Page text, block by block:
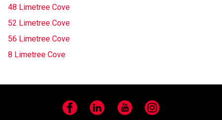
48 Limetree Cove
52 Limetree Cove
56 Limetree Cove
8 Limetree Cove
Facebook LinkedIn YouTube Instagram